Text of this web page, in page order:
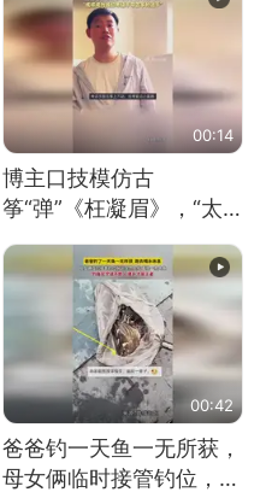
00:14
博主口技模仿古
筝“弹”《枉凝眉》，“太
像了～你是吃古筝长大的
吗？”“或将成为首位考级
不带古筝的选手。”（来
源：新华每日电讯）
00:42
爸爸钓一天鱼一无所获，
母女俩临时接管钓位，用